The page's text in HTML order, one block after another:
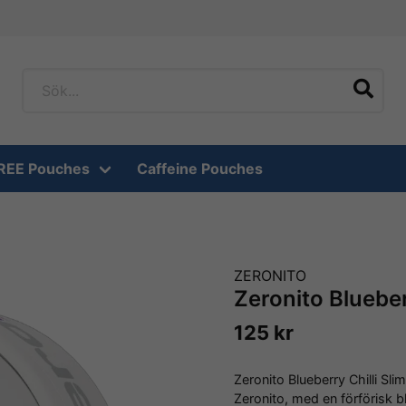
Pouches Caffeine Pouches
ZERONITO
Zeronito
125 kr
Zeronito Blueberry Chilli
Zeronito, med en förförisk